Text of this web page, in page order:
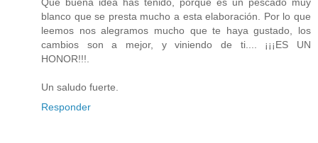
Qué buena idea has tenido, porque es un pescado muy
blanco que se presta mucho a esta elaboración. Por lo que
leemos nos alegramos mucho que te haya gustado, los
cambios son a mejor, y viniendo de ti.... ¡¡¡ES UN
HONOR!!!.
Un saludo fuerte.
Responder